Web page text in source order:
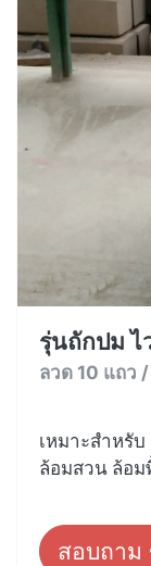
รุ่นถักปม
ลวด 10 แถว
เหมาะสำหรั
ล้อมสวน ล้อ
สอบถาม